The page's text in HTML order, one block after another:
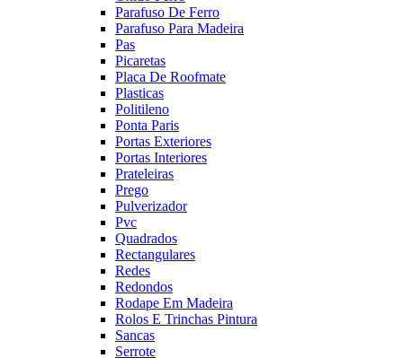
Parafuso De Ferro
Parafuso Para Madeira
Pas
Picaretas
Placa De Roofmate
Plasticas
Politileno
Ponta Paris
Portas Exteriores
Portas Interiores
Prateleiras
Prego
Pulverizador
Pvc
Quadrados
Rectangulares
Redes
Redondos
Rodape Em Madeira
Rolos E Trinchas Pintura
Sancas
Serrote